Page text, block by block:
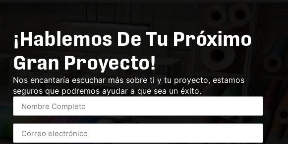
¡Hablemos De Tu Próximo
Gran Proyecto!
Nos encantaría escuchar más sobre ti y tu proyecto, estamos
seguros que podremos ayudar a que sea un éxito.